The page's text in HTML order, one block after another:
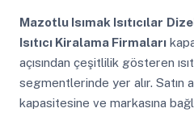
Mazotlu Isımak Isıtıcılar
Isıtıcı Kiralama Firmaları
açısından çeşitlilik gösteren
segmentlerinde yer alır. Satın
kapasitesine ve markasına